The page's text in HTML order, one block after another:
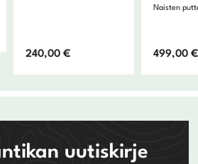
240,00€
Naisten
499,00€
uutiskirje